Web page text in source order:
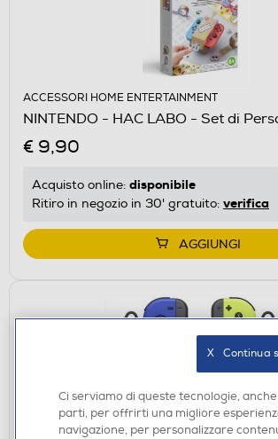
ACCESSORI HOME ENTERTAINMENT
NINTENDO - HAC LABO - Set di
€ 9,90
Acquisto online: disponibile
Ritiro in negozio in 30' gratuito: verifica
AGGIUNGI
Ci serviamo di queste tecnologie,
parti, per offrirti una migliore
navigazione, per personalizzare
X   Continua